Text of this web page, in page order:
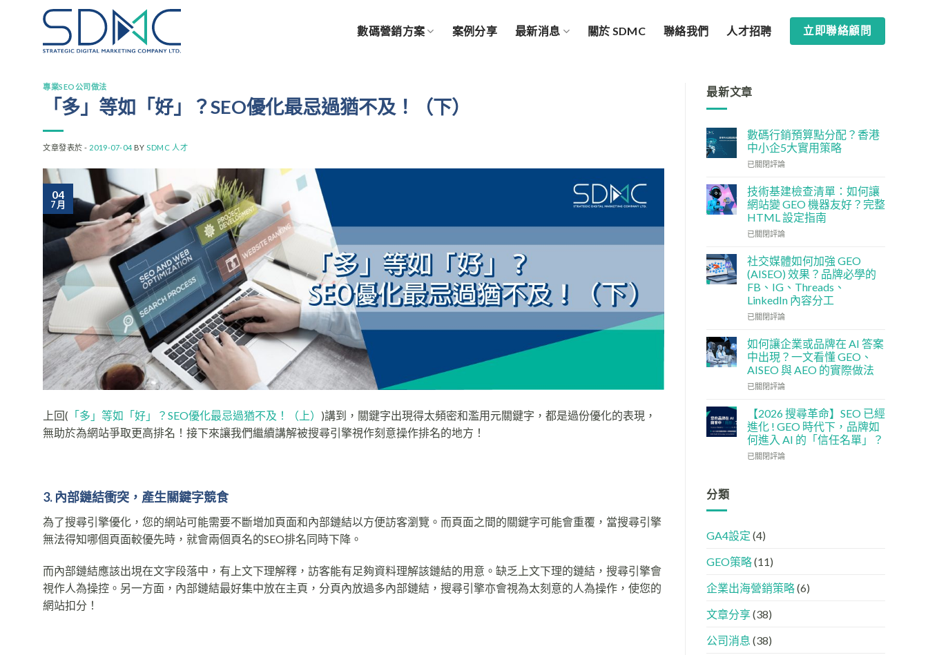
數碼營銷方案 案例分享 最新消息 關於 SDMC 聯絡我們 人才招聘 立即聯絡顧問
專業SEO公司做法
「多」等如「好」？SEO優化最忌過猶不及！（下）
文章發表於 - 2019-07-04 BY SDMC 人才
04
7 月
上回( 「多」等如「好」？SEO優化最忌過猶不及！（上） )講到，關鍵字出現得太頻密和濫用元關鍵字，都是過份優化的表現，
無助於為網站爭取更高排名！接下來讓我們繼續講解被搜尋引擎視作刻意操作排名的地方！
3. 內部鏈結衝突，產生關鍵字競食
為了搜尋引擎優化，您的網站可能需要不斷增加頁面和內部鏈結以方便訪客瀏覽。而頁面之間的關鍵字可能會重覆，當搜尋引擎
無法得知哪個頁面較優先時，就會兩個頁名的SEO排名同時下降。
而內部鏈結應該出垷在文字段落中，有上文下理解釋，訪客能有足夠資料理解該鏈結的用意。缺乏上文下理的鏈結，搜尋引擎會
視作人為操控。另一方面，內部鏈結最好集中放在主頁，分頁內放過多內部鏈結，搜尋引擎亦會視為太刻意的人為操作，使您的
網站扣分！
最新文章
數碼行銷預算點分配？香港
中小企5大實用策略
數
行
銷
預
算
點
配？
香
港
中
小
企
大
實
用
策
略
已關閉評論
技術基建檢查清單：如何讓
網站變 GEO 機器友好？完整
HTML 設定指南
技
基
建
檢
查
清
單：
何
讓
網
站
變
器
友
好？
完
已關閉評論
社交媒體如何加強 GEO
(AISEO) 效果？品牌必學的
FB、IG、Threads、
LinkedIn 內容分工
社
媒
體
如
何
加
GEO
(AISEO)
效
果？
品
Threads、
內
分
已關閉評論
如何讓企業或品牌在 AI 答案
中出現？一文看懂 GEO、
AISEO 與 AEO 的實際做法
如
企
業
或
品
出
一
看
懂
AISEO
AEO
已關閉評論
【2026 搜尋革命】SEO 已經
進化 ! GEO 時代下，品牌如
何進入 AI 的「信任名單」？
【2026
經
化
GEO
時
下，
牌
已關閉評論
分類
GA4設定 (4)
GEO策略(11)
企業出海營銷策略(6)
文章分享(38)
公司消息 (38)